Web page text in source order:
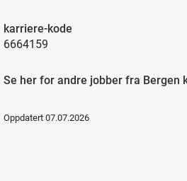
karriere-kode
6664159
Se her for andre jobber fra Bergen
Oppdatert 07.07.2026